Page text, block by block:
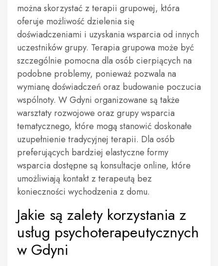
można skorzystać z terapii grupowej, która
oferuje możliwość dzielenia się
doświadczeniami i uzyskania wsparcia od innych
uczestników grupy. Terapia grupowa może być
szczególnie pomocna dla osób cierpiących na
podobne problemy, ponieważ pozwala na
wymianę doświadczeń oraz budowanie poczucia
wspólnoty. W Gdyni organizowane są także
warsztaty rozwojowe oraz grupy wsparcia
tematycznego, które mogą stanowić doskonałe
uzupełnienie tradycyjnej terapii. Dla osób
preferujących bardziej elastyczne formy
wsparcia dostępne są konsultacje online, które
umożliwiają kontakt z terapeutą bez
konieczności wychodzenia z domu.
Jakie są zalety korzystania z
usług psychoterapeutycznych
w Gdyni